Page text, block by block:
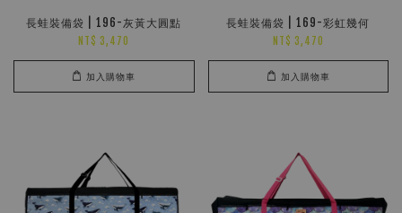
長蛙裝備袋 | 196-灰黃大圓點
NT$ 3,470
加入購物車
長蛙裝備袋 | 169-彩虹幾何
NT$ 3,470
加入購物車